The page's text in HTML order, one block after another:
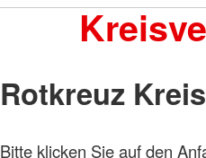
Rotkreuz
Bitte klicken Sie auf den